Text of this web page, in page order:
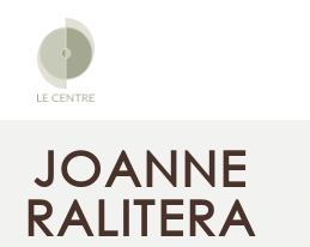
JOANNE
RALITERA